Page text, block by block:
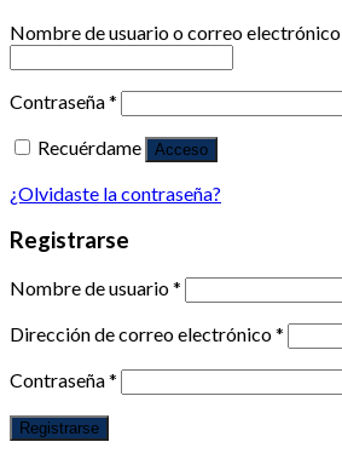
Nombre de usuario o correo electrónico
Contraseña*
Recuérdame
Acceso
¿Olvidaste la contraseña?
Registrarse
Nombre de usuario*
Dirección de correo electrónico*
Contraseña*
Registrarse